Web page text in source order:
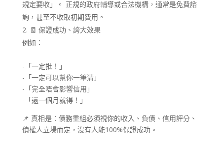
規定要收」。 正規的政府輔導或合法機構，通常是免費諮
詢，甚至不收取初期費用。
🧾 保證成功、誇大效果
例如：
-「一定批！」
-「一定可以幫你一筆清」
-「完全唔會影響信用」
-「還一個月就得！」
📌 真相是：債務重組必須視你的收入、負債、信用評分、
債權人立場而定，沒有人能100%保證成功。